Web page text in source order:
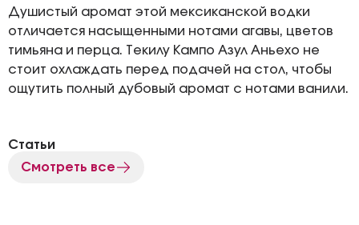
Душистый аромат этой мексиканской водки
отличается насыщенными нотами агавы, цветов
тимьяна и перца. Текилу Кампо Азул Аньехо не
стоит охлаждать перед подачей на стол, чтобы
ощутить полный дубовый аромат с нотами ванили.
Статьи
Смотреть все